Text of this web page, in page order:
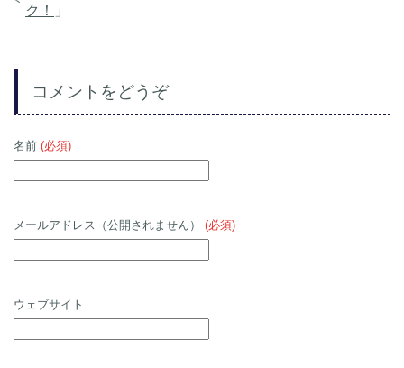
ク！
」
コメントをどうぞ
名前 (必須)
メールアドレス（公開されません） (必須)
ウェブサイト